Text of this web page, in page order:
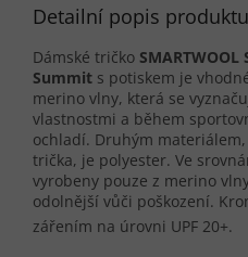
Detailní popis produktu
Dámské tričko
Summit s potiskem je
merino vlny, která se
vlastnostmi a během
ochladí. Druhým
trička, je polyester. Ve
vyrobeny pouze z merino
odolnější vůči poškození.
zářením na úrovni UPF 20+.